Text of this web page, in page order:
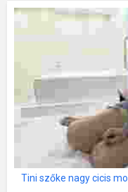
Tini szőke nagy cicis